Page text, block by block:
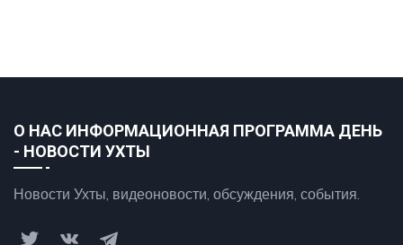
О НАС ИНФОРМАЦИОННАЯ ПРОГРАММА ДЕНЬ
- НОВОСТИ УХТЫ
Новости Ухты, видеоновости, обсуждения, события.